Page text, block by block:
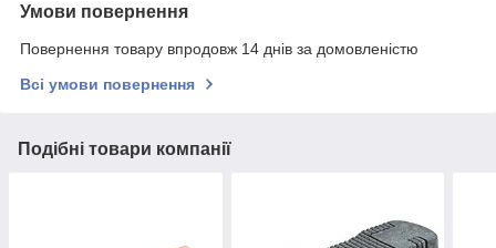
Умови повернення
Повернення товару впродовж 14 днів за домовленістю
Всі умови повернення
Подібні товари компанії